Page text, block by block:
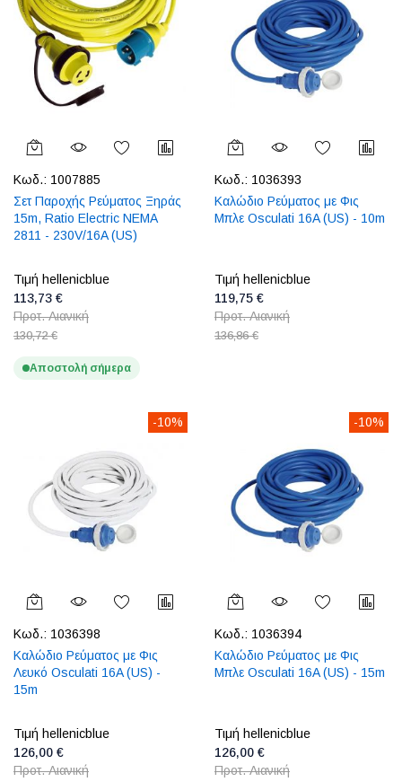
Κωδ.: 1007885
Σετ Παροχής Ρεύματος Ξηράς
15m, Ratio Electric NEMA
2811 - 230V/16A (US)
Τιμή hellenicblue
113,73 €
Προτ. Λιανική
130,72 €
Αποστολή σήμερα
Κωδ.: 1036393
Καλώδιο Ρεύματος με Φις
Μπλε Osculati 16A (US) - 10m
Τιμή hellenicblue
119,75 €
Προτ. Λιανική
136,86 €
-10%
Κωδ.: 1036398
Καλώδιο Ρεύματος με Φις
Λευκό Osculati 16A (US) -
15m
Τιμή hellenicblue
126,00 €
Προτ. Λιανική
-10%
Κωδ.: 1036394
Καλώδιο Ρεύματος με Φις
Μπλε Osculati 16A (US) - 15m
Τιμή hellenicblue
126,00 €
Προτ. Λιανική